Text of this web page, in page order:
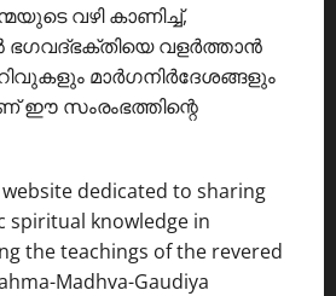
വഴി കാണിച്ച്,
ഭഗവദ്ഭക്തിയെ വളർത്താൻ
മാർഗനിർദേശങ്ങളും
സംരംഭത്തിന്റെ
dedicated to sharing
spiritual knowledge in
the teachings of the revered
Madhva-Gaudiya